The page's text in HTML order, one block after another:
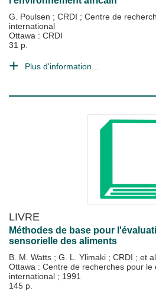
G. Poulsen ; CRDI ; Centre de
international
Ottawa : CRDI
31 p.
Plus d'information...
LIVRE
Méthodes de base pour
sensorielle des aliments
B. M. Watts ; G. L. Ylimaki ; CRDI ; et al.
Ottawa : Centre de recherches pour le
international ; 1991
145 p.